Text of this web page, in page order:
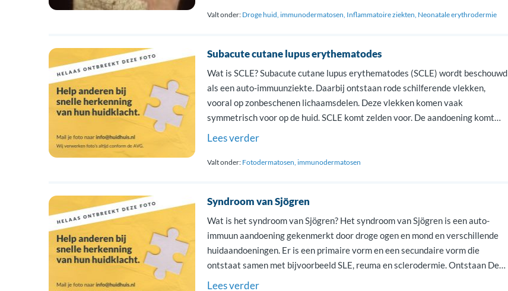
Valt onder: Droge huid immunodermatosen Inflammatoire ziekten Neonatale erythrodermie
Subacute cutane lupus erythematodes
Wat is SCLE? Subacute cutane lupus erythematodes (SCLE) wordt beschouwd
als een auto-immuunziekte. Daarbij ontstaan rode schilferende vlekken,
vooral op zonbeschenen lichaamsdelen. Deze vlekken komen vaak
symmetrisch voor op de huid. SCLE komt zelden voor. De aandoening komt
vaker voor bij mensen met een blanke huid en vaker bij vrouwen dan bij
Lees verder
Valt onder: Fotodermatosen immunodermatosen
Syndroom van Sjögren
Wat is het syndroom van Sjögren? Het syndroom van Sjögren is een auto-
immuun aandoening gekenmerkt door droge ogen en mond en verschillende
huidaandoeningen. Er is een primaire vorm en een secundaire vorm die
ontstaat samen met bijvoorbeeld SLE, reuma en sclerodermie. Ontstaan De
verschijnselen ontstaan door een afweerreactie van het lichaam waardoor
Lees verder